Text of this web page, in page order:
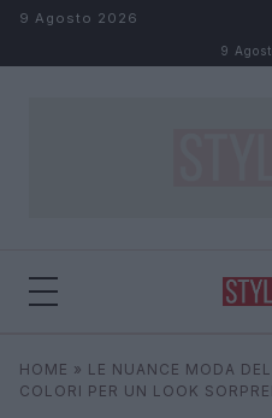
Salta al contenuto
9 Agosto 2026
9
Cerca
HOME » LE NUANCE MODA
COLORI PER UN LOOK